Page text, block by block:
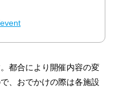
都合により開催内容の変
、おでかけの際は各施設